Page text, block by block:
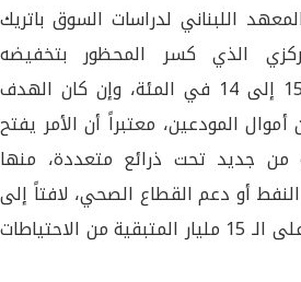
اللبناني لدراسات السوق باتريك
الذي كسر المحظور بتخفيضه
الاحتياطي الإلزامي من 15 إلى 14 في المئة، وإن كان الهدف
المودعين، معتبراً أن الأمر يفتح
من جديد تحت ذرائع متعددة، منها
أو دعم القطاع الصحي، لافتاً إلى
أن معركة من سيستحوذ على الـ 15 مليار المتبقية من الاحتياطات